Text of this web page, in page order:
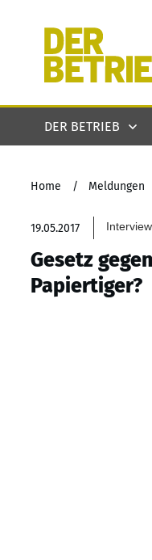
DER BETRIEB
Home / Meldungen
19.05.2017 Interview
Gesetz
Papiertiger?